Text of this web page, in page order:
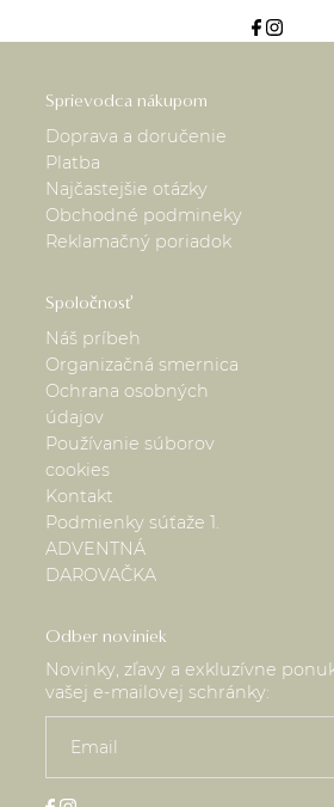
Sprievodca nákupom
Doprava a doručenie
Platba
Najčastejšie otázky
Obchodné podmineky
Reklamačný poriadok
Spoločnosť
Náš príbeh
Organizačná smernica
Ochrana osobných
údajov
Používanie súborov
cookies
Kontakt
Podmienky súťaže 1.
ADVENTNÁ
DAROVAČKA
Odber noviniek
Novinky, zľavy a exkluzívne
vašej e-mailovej schránky: